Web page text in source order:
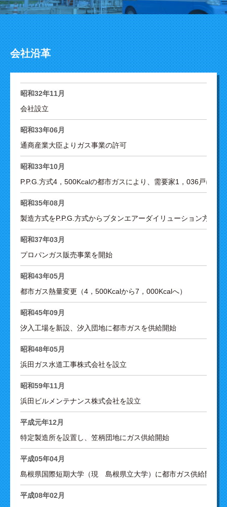
会社沿革
昭和32年11月
会社設立
昭和33年06月
通商産業大臣よりガス事業の許可
昭和33年10月
P.P.G.方式4，500Kcalの都市ガスにより、需要家1，036戸に供
昭和35年08月
製造方式をP.P.G.方式からブタンエアーダイリューション方式に
昭和37年03月
プロパンガス販売事業を開始
昭和43年05月
都市ガス熱量変更（4，500Kcalから7，000Kcalへ）
昭和45年09月
汐入工場を新設、汐入団地に都市ガスを供給開始
昭和48年05月
浜田ガス水道工事株式会社を設立
昭和59年11月
浜田ビルメンテナンス株式会社を設立
平成元年12月
特定製造所を設置し、笠柄団地にガス供給開始
平成05年04月
島根県国際短期大学（現 島根県立大学）に都市ガス供給開始
平成08年02月